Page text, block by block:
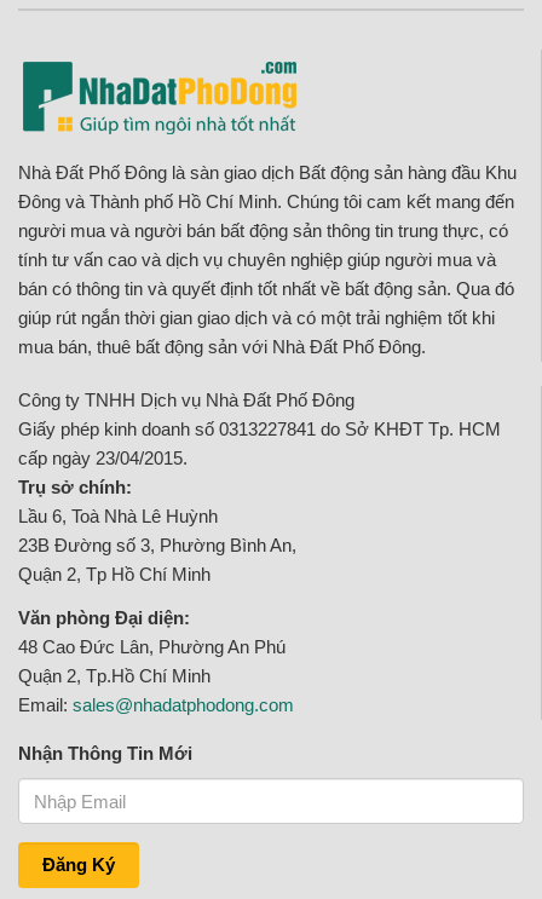
Nhà Đất Phố Đông là sàn giao dịch Bất động sản hàng đầu Khu
Đông và Thành phố Hồ Chí Minh. Chúng tôi cam kết mang đến
người mua và người bán bất động sản thông tin trung thực, có
tính tư vấn cao và dịch vụ chuyên nghiệp giúp người mua và
bán có thông tin và quyết định tốt nhất về bất động sản. Qua đó
giúp rút ngắn thời gian giao dịch và có một trải nghiệm tốt khi
mua bán, thuê bất động sản với Nhà Đất Phố Đông.
Công ty TNHH Dịch vụ Nhà Đất Phố Đông
Giấy phép kinh doanh số 0313227841 do Sở KHĐT Tp. HCM
cấp ngày 23/04/2015.
Trụ sở chính:
Lầu 6, Toà Nhà Lê Huỳnh
23B Đường số 3, Phường Bình An,
Quận 2, Tp Hồ Chí Minh
Văn phòng Đại diện:
48 Cao Đức Lân, Phường An Phú
Quận 2, Tp.Hồ Chí Minh
Email: sales@nhadatphodong.com
Nhận Thông Tin Mới
Đăng Ký